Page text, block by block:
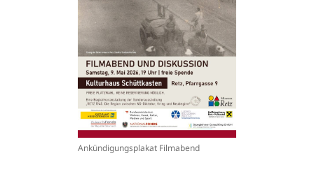
Ankündigungsplakat Filmabend